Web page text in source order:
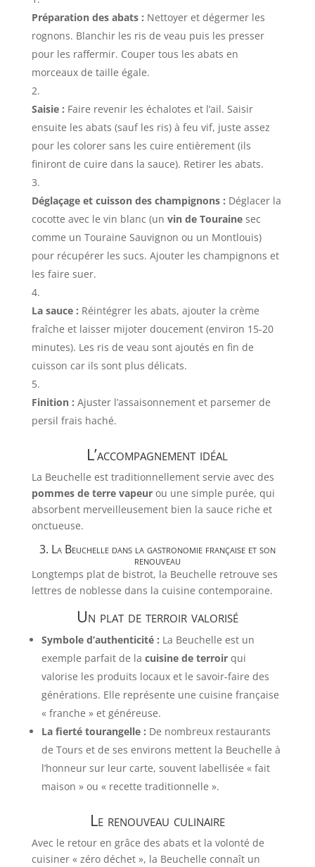
Préparation des abats : Nettoyer et dégermer les
rognons. Blanchir les ris de veau puis les presser
pour les raffermir. Couper tous les abats en
morceaux de taille égale.
Saisie : Faire revenir les échalotes et l’ail. Saisir
ensuite les abats (sauf les ris) à feu vif, juste assez
pour les colorer sans les cuire entièrement (ils
finiront de cuire dans la sauce). Retirer les abats.
Déglaçage et cuisson des champignons : Déglacer la
cocotte avec le vin blanc (un vin de Tourainesec
comme un Touraine Sauvignon ou un Montlouis)
pour récupérer les sucs. Ajouter les champignons et
les faire suer.
La sauce : Réintégrer les abats, ajouter la crème
fraîche et laisser mijoter doucement (environ 15-20
minutes). Les ris de veau sont ajoutés en fin de
cuisson car ils sont plus délicats.
Finition : Ajuster l’assaisonnement et parsemer de
persil frais haché.
L’accompagnement idéal
La Beuchelle est traditionnellement servie avec des
pommes de terre vapeurou une simple purée, qui
absorbent merveilleusement bien la sauce riche et
onctueuse.
3. La Beuchelle dans la gastronomie française et son
renouveau
Longtemps plat de bistrot, la Beuchelle retrouve ses
lettres de noblesse dans la cuisine contemporaine.
Un plat de terroir valorisé
Symbole d’authenticité : La Beuchelle est un
exemple parfait de la cuisine de terroirqui
valorise les produits locaux et le savoir-faire des
générations. Elle représente une cuisine française
« franche » et généreuse.
La fierté tourangelle : De nombreux restaurants
de Tours et de ses environs mettent la Beuchelle à
l’honneur sur leur carte, souvent labellisée « fait
maison » ou « recette traditionnelle ».
Le renouveau culinaire
Avec le retour en grâce des abats et la volonté de
cuisiner « zéro déchet », la Beuchelle connaît un